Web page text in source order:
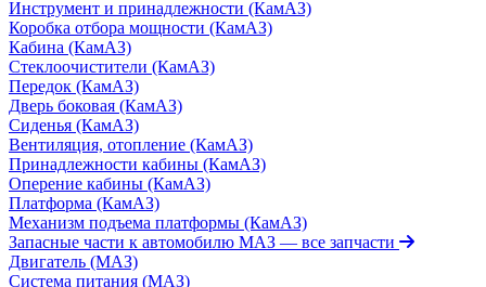
Инструмент и принадлежности (КамАЗ)
Коробка отбора мощности (КамАЗ)
Кабина (КамАЗ)
Стеклоочистители (КамАЗ)
Передок (КамАЗ)
Дверь боковая (КамАЗ)
Сиденья (КамАЗ)
Вентиляция, отопление (КамАЗ)
Принадлежности кабины (КамАЗ)
Оперение кабины (КамАЗ)
Платформа (КамАЗ)
Механизм подъема платформы (КамАЗ)
Запасные части к автомобилю МАЗ — все запчасти
Двигатель (МАЗ)
Система питания (МАЗ)